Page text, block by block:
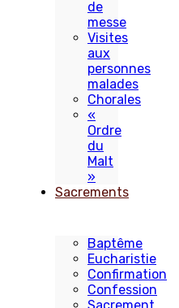
de
messe
Visites
aux
personnes
malades
Chorales
«
Ordre
du
Malt
»
Sacrements
Baptême
Eucharistie
Confirmation
Confession